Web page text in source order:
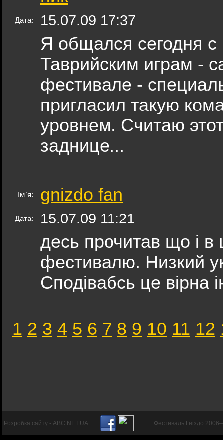
Дата: 15.07.09 17:37
Я общался сегодня с
Таврийским играм -
фестивале -
пригласил такую
уровнем. Считаю
заднице...
Ім`я: gnizdo fan
Дата: 15.07.09 11:21
десь прочитав що і в
фестивалю. Низкий
Сподівабсь це вірна
1 2 3 4 5 6 7 8 9 10 11 12
Розробка сайту - ABC.NET.UA Фестиваль Гніздо